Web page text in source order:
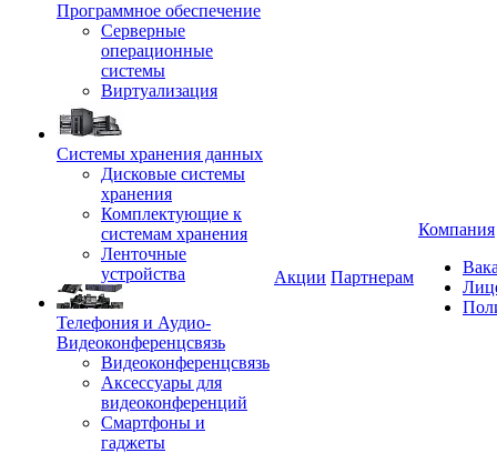
Программное обеспечение
Серверные
операционные
системы
Виртуализация
Системы хранения данных
Дисковые системы
хранения
Комплектующие к
системам хранения
Ленточные
устройства
Телефония и Аудио-
Видеоконференцсвязь
Видеоконференцсвязь
Аксессуары для
видеоконференций
Смартфоны и
гаджеты
Акции Партнерам
Компания